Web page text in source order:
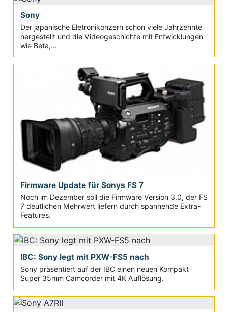
Sony
Der japanische Eletronikonzern schon viele Jahrzehnte
hergestellt und die Videogeschichte mit Entwicklungen
wie Beta,...
Firmware Update für Sonys FS 7
Noch im Dezember soll die Firmware Version 3.0, der FS
7 deutlichen Mehrwert liefern durch spannende Extra-
Features.
IBC: Sony legt mit PXW-FS5 nach
Sony präsentiert auf der IBC einen neuen Kompakt
Super 35mm Camcorder mit 4K Auflösung.